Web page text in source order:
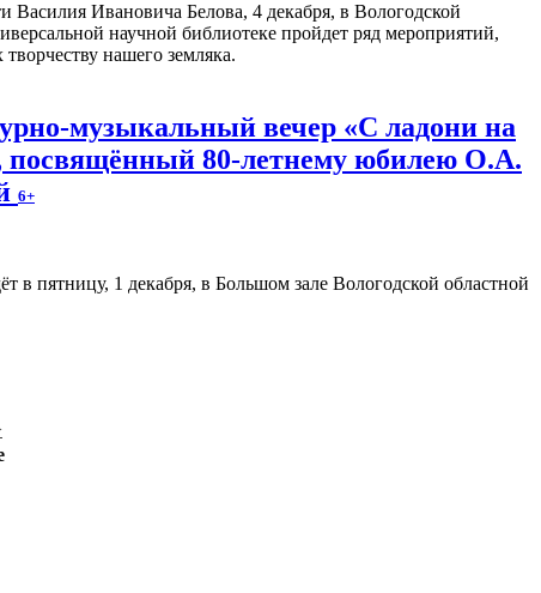
Василия Ивановича Белова, 4 декабря, в Вологодской
научной библиотеке пройдет ряд мероприятий,
нашего земляка.
музыкальный вечер «С ладони на
посвящённый 80-летнему юбилею О.А.
6+
в пятницу, 1 декабря, в Большом зале Вологодской областной